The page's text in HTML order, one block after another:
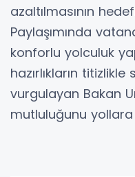
azaltılmasının
Paylaşımında
konforlu yolculuk
hazırlıkların
vurgulayan Bakan
mutluluğunu yollara